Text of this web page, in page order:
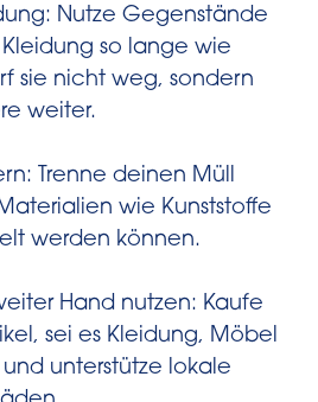
Nutze Gegenstände
so lange wie
sie nicht weg, sondern
weiter.
Trenne deinen Müll
wie Kunststoffe
werden können.
Hand nutzen: Kaufe
sei es Kleidung, Möbel
unterstütze lokale